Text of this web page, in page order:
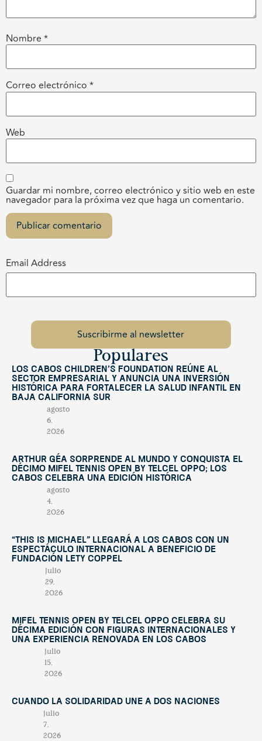
Nombre *
Correo electrónico *
Web
Guardar mi nombre, correo electrónico y sitio web en este
navegador para la próxima vez que haga un comentario.
Email Address
Populares
Los Cabos Children’s Foundation reúne al
sector empresarial y anuncia una inversión
histórica para fortalecer la salud infantil en
Baja California Sur
agosto
6,
2026
Arthur Géa sorprende al mundo y conquista el
décimo Mifel Tennis Open by Telcel OPPO; Los
Cabos celebra una edición histórica
agosto
4,
2026
“This Is Michael” llegará a Los Cabos con un
espectáculo internacional a beneficio de
Fundación Lety Coppel
julio
29,
2026
Mifel Tennis Open by Telcel Oppo celebra su
décima edición con figuras internacionales y
una experiencia renovada en Los Cabos
julio
15,
2026
Cuando la solidaridad une a dos naciones
julio
7,
2026